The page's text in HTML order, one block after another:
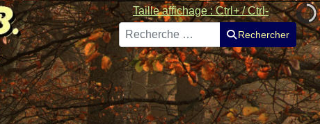
Taille affichage : Ctrl+ / Ctrl-
Rechercher
Rechercher